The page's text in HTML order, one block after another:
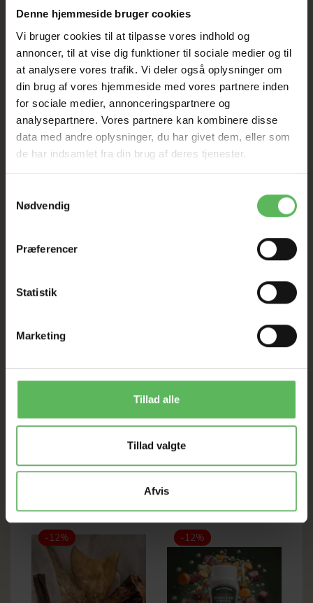
Denne hjemmeside bruger cookies
Vi bruger cookies til at tilpasse vores indhold og
annoncer, til at vise dig funktioner til sociale medier og til
at analysere vores trafik. Vi deler også oplysninger om
din brug af vores hjemmeside med vores partnere inden
for sociale medier, annonceringspartnere og
analysepartnere. Vores partnere kan kombinere disse
data med andre oplysninger, du har givet dem, eller som
de har indsamlet fra din brug af deres tjenester.
Nødvendig
Præferencer
Statistik
Marketing
Tillad alle
Tillad valgte
Afvis
HELE WEBSHOPPEN ER
SAT NED
Tilbud GÆLDER IKKE
I FYSISK BUTIKKERE
BESKRIVELSE
Fodertype – Betegnelse:
Tilskudsfoder til hund. Kategori 3. Oprindelsesland: IN.
Sammensætning:
Analytiske bestanddele:
Råprotein 80 %, Råfedt 2 %, Råaske 2 %, Råfibre 2 %,
-12% -12%